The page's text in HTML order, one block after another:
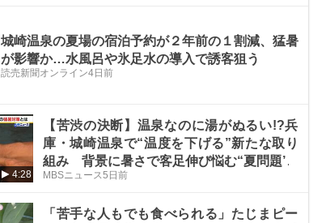
城崎温泉の夏場の宿泊予約が２年前の１割減、猛暑
が影響か…水風呂や氷足水の導入で誘客狙う
読売新聞オンライン4日前
4:28
【苦渋の決断】温泉なのに湯がぬるい!?兵
庫・城崎温泉で“温度を下げる”新たな取り
組み 背景に暑さで客足伸び悩む“夏問題”
MBSニュース5日前
「苦手な人もでも食べられる」たじまピー